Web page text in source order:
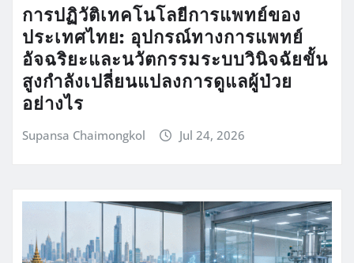
การปฏิวัติเทคโนโลยีการแพทย์ของ
ประเทศไทย: อุปกรณ์ทางการแพทย์
อัจฉริยะและนวัตกรรมระบบวินิจฉัยขั้น
สูงกำลังเปลี่ยนแปลงการดูแลผู้ป่วย
อย่างไร
Supansa Chaimongkol Jul 24, 2026